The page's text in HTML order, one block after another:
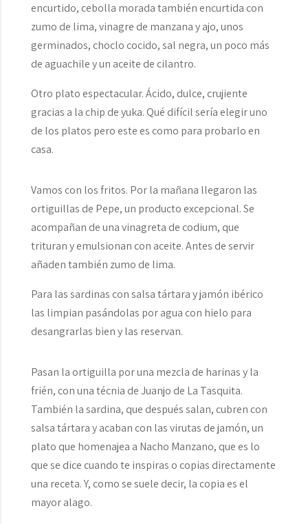
encurtido, cebolla morada también encurtida con
zumo de lima, vinagre de manzana y ajo, unos
germinados, choclo cocido, sal negra, un poco más
de aguachile y un aceite de cilantro.
Otro plato espectacular. Ácido, dulce, crujiente
gracias a la chip de yuka. Qué difícil sería elegir uno
de los platos pero este es como para probarlo en
casa.
Vamos con los fritos. Por la mañana llegaron las
ortiguillas de Pepe, un producto excepcional. Se
acompañan de una vinagreta de codium, que
trituran y emulsionan con aceite. Antes de servir
añaden también zumo de lima.
Para las sardinas con salsa tártara y jamón ibérico
las limpian pasándolas por agua con hielo para
desangrarlas bien y las reservan.
Pasan la ortiguilla por una mezcla de harinas y la
frién, con una técnia de Juanjo de La Tasquita.
También la sardina, que después salan, cubren con
salsa tártara y acaban con las virutas de jamón, un
plato que homenajea a Nacho Manzano, que es lo
que se dice cuando te inspiras o copias directamente
una receta. Y, como se suele decir, la copia es el
mayor alago.